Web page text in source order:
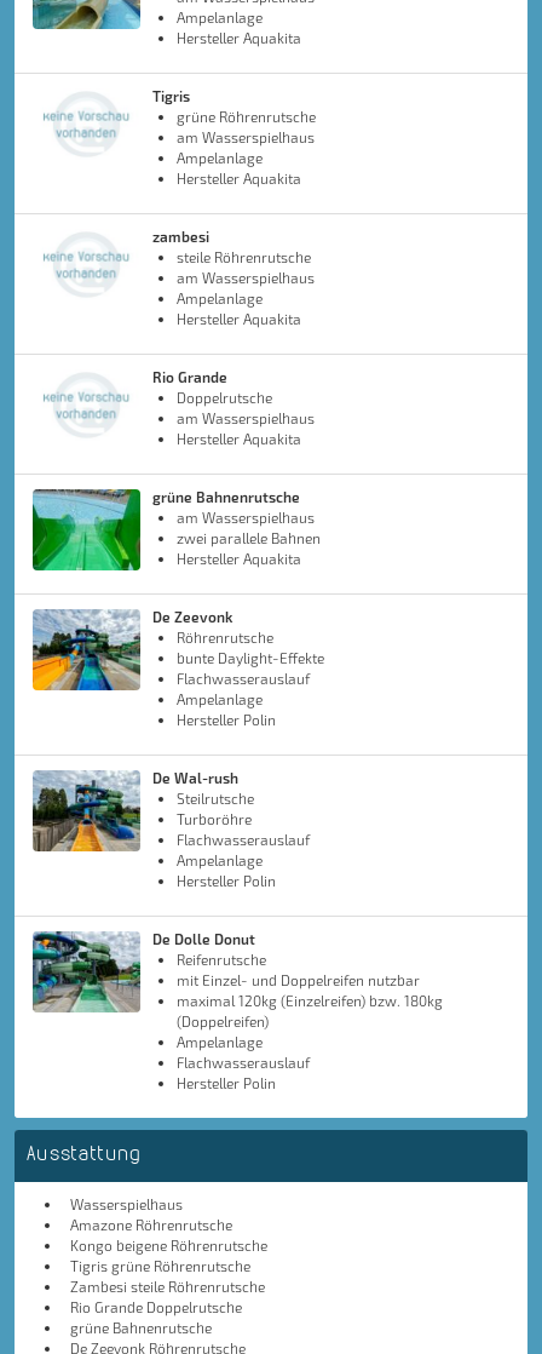
Ampelanlage
Hersteller Aquakita
Tigris
grüne Röhrenrutsche
am Wasserspielhaus
Ampelanlage
Hersteller Aquakita
zambesi
steile Röhrenrutsche
am Wasserspielhaus
Ampelanlage
Hersteller Aquakita
Rio Grande
Doppelrutsche
am Wasserspielhaus
Hersteller Aquakita
grüne Bahnenrutsche
am Wasserspielhaus
zwei parallele Bahnen
Hersteller Aquakita
De Zeevonk
Röhrenrutsche
bunte Daylight-Effekte
Flachwasserauslauf
Ampelanlage
Hersteller Polin
De Wal-rush
Steilrutsche
Turboröhre
Flachwasserauslauf
Ampelanlage
Hersteller Polin
De Dolle Donut
Reifenrutsche
mit Einzel- und Doppelreifen nutzbar
maximal 120kg (Einzelreifen) bzw. 180kg
(Doppelreifen)
Ampelanlage
Flachwasserauslauf
Hersteller Polin
Ausstattung
Wasserspielhaus
Amazone Röhrenrutsche
Kongo beigene Röhrenrutsche
Tigris grüne Röhrenrutsche
Zambesi steile Röhrenrutsche
Rio Grande Doppelrutsche
grüne Bahnenrutsche
De Zeevonk Röhrenrutsche